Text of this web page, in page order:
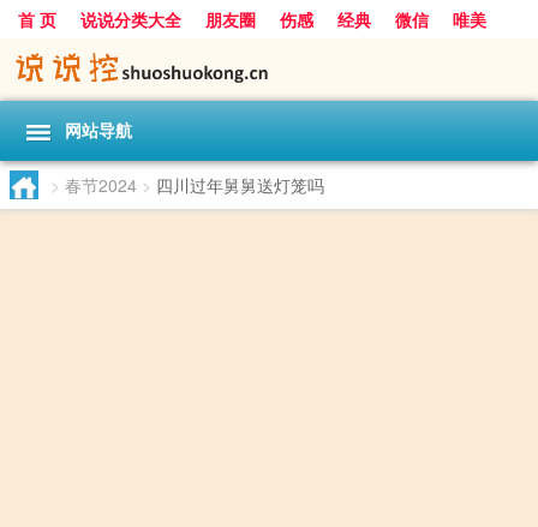
首 页 说说分类大全 朋友圈 伤感 经典 微信
唯美
励志
爱情 搞笑
网站导航
> 春节2024 > 四川过年舅舅送灯笼吗